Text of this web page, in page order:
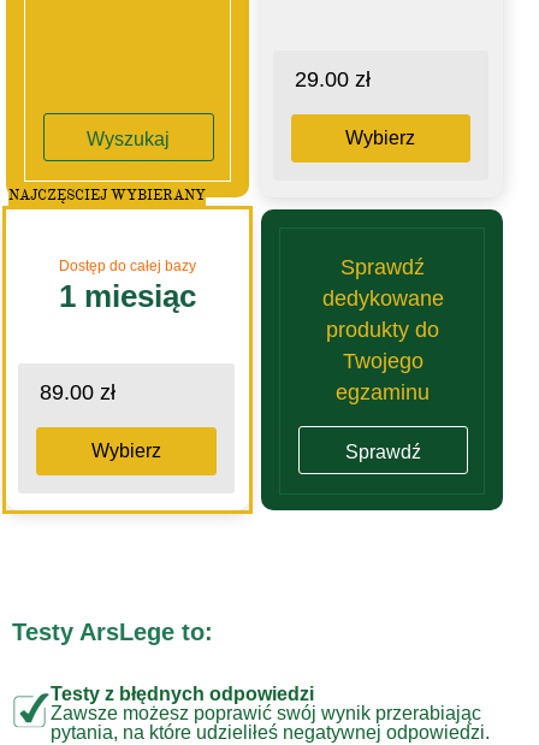
Wyszukaj
29.00 zł
Wybierz
Dostęp do całej bazy
1 miesiąc
89.00 zł
Wybierz
NAJCZĘSCIEJ WYBIERANY
Sprawdź
dedykowane
produkty do
Twojego
egzaminu
Sprawdź
Testy ArsLege to:
Testy z błędnych odpowiedzi
Zawsze możesz poprawić swój wynik przerabiając
pytania, na które udzieliłeś negatywnej odpowiedzi.